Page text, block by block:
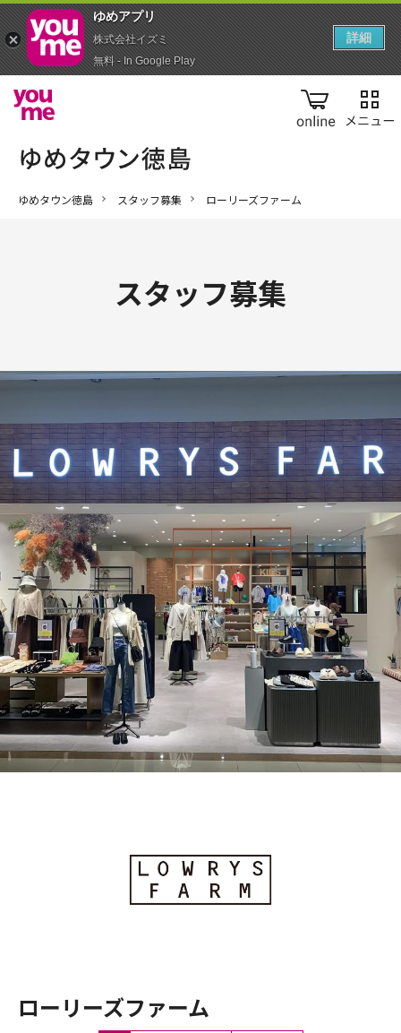
online
ゆめタウン徳島 スタッフ募集 ローリーズファーム
スタッフ募集
ローリーズファーム
ゆめアプ‪リ‬
株式会社イズミ
無料 - In Google Play
詳細